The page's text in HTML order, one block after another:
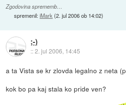
Zgodovina sprememb…
spremenil:iMark(2. jul 2006 ob 14:02)
;-)
::2. jul 2006, 14:45
a ta Vista se kr zlovda legalno z neta
kok bo pa kaj stala ko pride ven?